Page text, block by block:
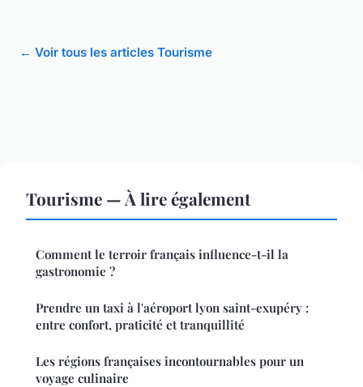
← Voir tous les articles Tourisme
Tourisme — À lire également
Comment le terroir français influence-t-il la
gastronomie ?
Prendre un taxi à l'aéroport lyon saint-exupéry :
entre confort, praticité et tranquillité
Les régions françaises incontournables pour un
voyage culinaire